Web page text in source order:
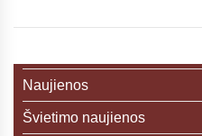
Naujienos
Švietimo naujienos